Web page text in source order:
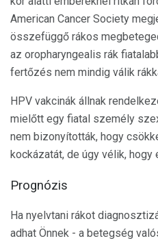
American Cancer Society
összefüggő rákos
az oropharyngealis rák
fertőzés nem mindig válik
HPV vakcinák állnak
mielőtt egy fiatal személy
nem bizonyították, hogy
kockázatát, de úgy vélik, hogy
Prognózis
Ha nyelvtani rákot
adhat Önnek - a betegség